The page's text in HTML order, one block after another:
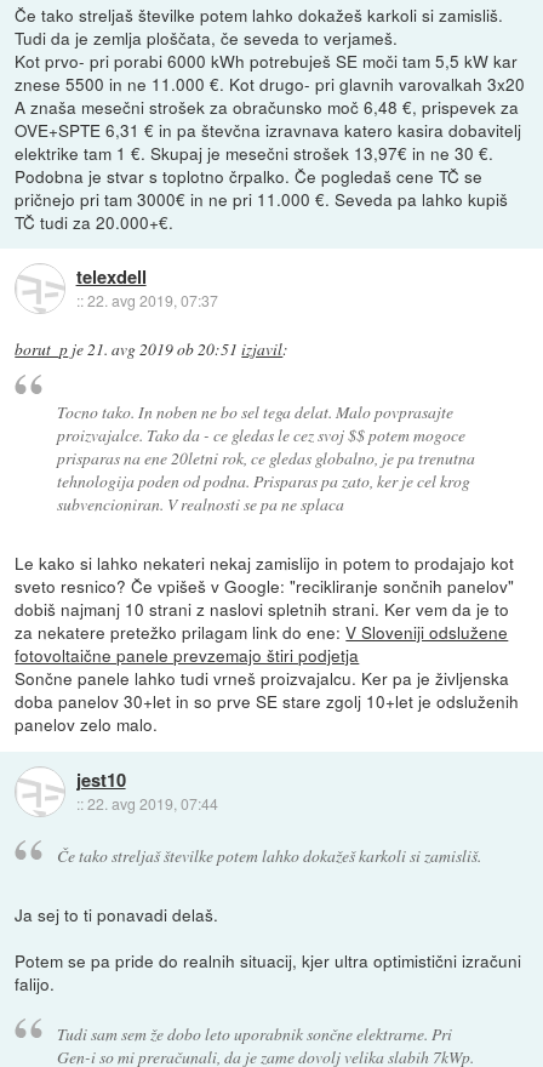
Če tako streljaš številke potem lahko dokažeš karkoli si zamisliš.
Tudi da je zemlja ploščata, če seveda to verjameš.
Kot prvo- pri porabi 6000 kWh potrebuješ SE moči tam 5,5 kW kar
znese 5500 in ne 11.000 €. Kot drugo- pri glavnih varovalkah 3x20
A znaša mesečni strošek za obračunsko moč 6,48 €, prispevek za
OVE+SPTE 6,31 € in pa števčna izravnava katero kasira dobavitelj
elektrike tam 1 €. Skupaj je mesečni strošek 13,97€ in ne 30 €.
Podobna je stvar s toplotno črpalko. Če pogledaš cene TČ se
pričnejo pri tam 3000€ in ne pri 11.000 €. Seveda pa lahko kupiš
TČ tudi za 20.000+€.
telexdell
::22. avg 2019, 07:37
borut_p je21. avg 2019 ob 20:51 izjavil:
Tocno tako. In noben ne bo sel tega delat. Malo povprasajte
proizvajalce. Tako da - ce gledas le cez svoj $$ potem mogoce
prisparas na ene 20letni rok, ce gledas globalno, je pa trenutna
tehnologija poden od podna. Prisparas pa zato, ker je cel krog
subvencioniran. V realnosti se pa ne splaca
Le kako si lahko nekateri nekaj zamislijo in potem to prodajajo kot
sveto resnico? Če vpišeš v Google: "recikliranje sončnih panelov"
dobiš najmanj 10 strani z naslovi spletnih strani. Ker vem da je to
za nekatere pretežko prilagam link do ene:V Sloveniji odslužene
fotovoltaične panele prevzemajo štiri podjetja
Sončne panele lahko tudi vrneš proizvajalcu. Ker pa je življenska
doba panelov 30+let in so prve SE stare zgolj 10+let je odsluženih
panelov zelo malo.
jest10
::22. avg 2019, 07:44
Če tako streljaš številke potem lahko dokažeš karkoli si zamisliš.
Ja sej to ti ponavadi delaš.
Potem se pa pride do realnih situacij, kjer ultra optimistični izračuni
falijo.
Tudi sam sem že dobo leto uporabnik sončne elektrarne. Pri
Gen-i so mi preračunali, da je zame dovolj velika slabih 7kWp.